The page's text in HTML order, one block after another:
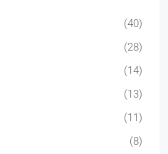
(40)
(28)
(14)
(13)
(11)
(8)